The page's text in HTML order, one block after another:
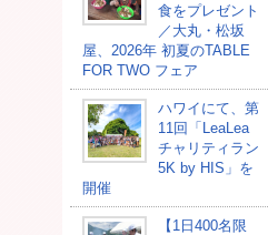
⾷をプレゼント
／大丸・松坂
屋、2026年 初夏のTABLE
FOR TWO フェア
ハワイにて、第
11回「LeaLea
チャリティラン
5K by HIS」を
開催
【1日400名限